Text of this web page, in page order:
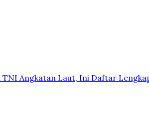
Angkatan Laut, Ini Daftar